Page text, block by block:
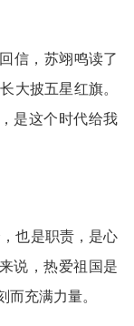
信，苏翊鸣读了
大披五星红旗。
是这个时代给我
也是职责，是心
说，热爱祖国是
而充满力量。